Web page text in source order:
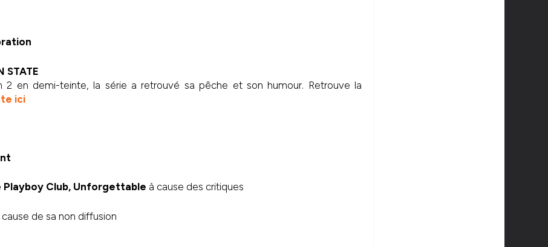
STATE
2 en demi-teinte, la série a retrouvé sa pêche et son humour. Retrouve la
ici
Playboy Club, Unforgettable à cause des critiques
cause de sa non diffusion